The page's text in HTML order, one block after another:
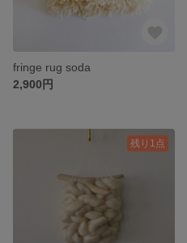
fringe rug soda
2,900円
残り1点